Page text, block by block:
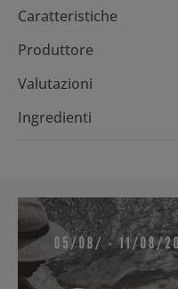
Caratteristiche
Produttore
Valutazioni
Ingredienti